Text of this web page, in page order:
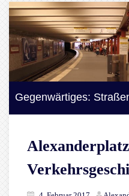
Gegenwärtiges: